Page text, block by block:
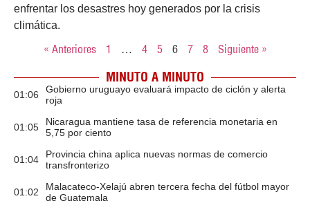
enfrentar los desastres hoy generados por la crisis
climática.
« Anteriores 1 … 4 5 6 7 8 Siguiente »
MINUTO A MINUTO
01:06
Gobierno uruguayo evaluará impacto de ciclón y alerta
roja
01:05
Nicaragua mantiene tasa de referencia monetaria en
5,75 por ciento
01:04
Provincia china aplica nuevas normas de comercio
transfronterizo
01:02
Malacateco-Xelajú abren tercera fecha del fútbol mayor
de Guatemala